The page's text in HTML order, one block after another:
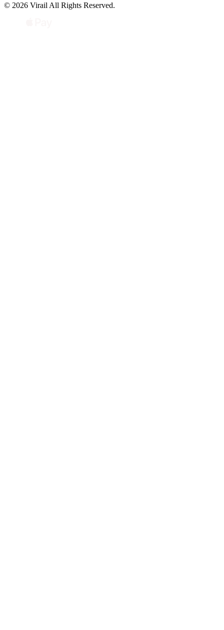
© 2026 Virail All Rights Reserved.